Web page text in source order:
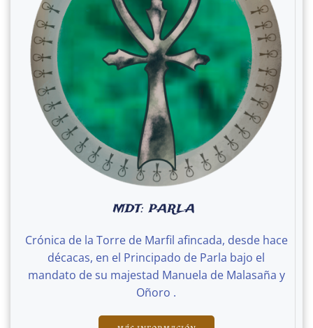
MDT: PARLA
Crónica de la Torre de Marfil afincada, desde hace
décacas, en el Principado de Parla bajo el
mandato de su majestad Manuela de Malasaña y
Oñoro .